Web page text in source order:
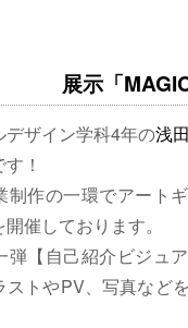
展示「
デザイン学科4年の浅
す！
制作の一環でアート
催しております。
弾【自己紹介ビジュ
ストやPV、写真など